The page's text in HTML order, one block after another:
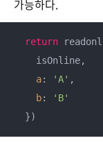
가능하다.
return
    isOnline,
a: 'A' ,
b:
'B'
  })